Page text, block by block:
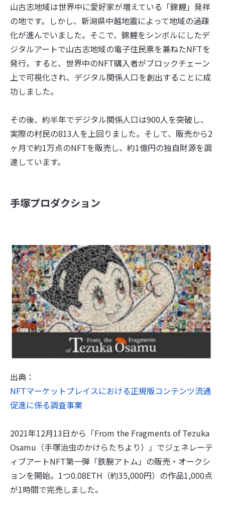
山古志地域は世界中に愛好家が増えている「錦鯉」発祥
の地です。しかし、新潟県中越地震によって地域の過疎
化が進んでいました。そこで、錦鯉をシンボルにしたデ
ジタルアートで山古志地域の電子住民票を兼ねたNFTを
発行。すると、世界中のNFT購入者がブロックチェーン
上で可視化され、デジタル関係人口を創出することに成
功しました。
その後、約半年でデジタル関係人口は900人を突破し、
実際の村民の813人を上回りました。そして、販売から2
ヶ月で約1万点のNFTを販売し、約1億円の独自財源を調
達しています。
手塚プロダクション
出典：
NFTマーケットプレイスにおける正規版コンテンツ流通
促進に係る調査事業
2021年12月13日から「From the Fragments of Tezuka
Osamu（手塚治虫のかけらたちより）」でジェネレーテ
ィブアートNFT第一弾「鉄腕アトム」の販売・オークシ
ョンを開始。1つ0.08ETH（約35,000円）の作品1,000点
が1時間で完売しました。